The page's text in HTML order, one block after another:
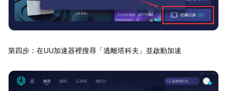
第四步：在UU加速器裡搜尋「逃離塔科夫」並啟動加速